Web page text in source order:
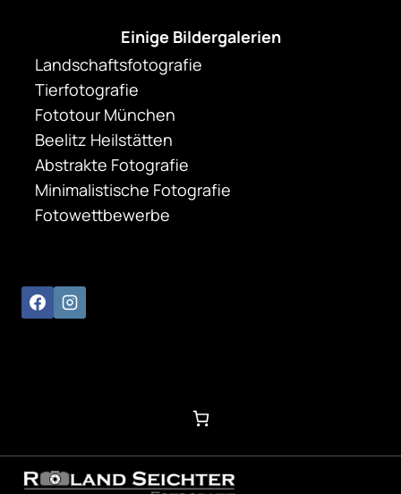
Einige Bildergalerien
Landschaftsfotografie
Tierfotografie
Fototour München
Beelitz Heilstätten
Abstrakte Fotografie
Minimalistische Fotografie
Fotowettbewerbe